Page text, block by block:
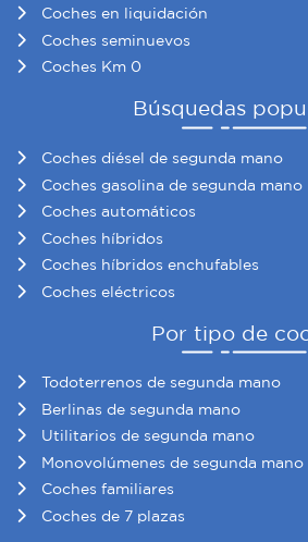
Coches en liquidación
Coches seminuevos
Coches Km 0
Búsquedas
Coches diésel de segunda mano
Coches gasolina de segunda mano
Coches automáticos
Coches híbridos
Coches híbridos enchufables
Coches eléctricos
Por tipo de
Todoterrenos de segunda mano
Berlinas de segunda mano
Utilitarios de segunda mano
Monovolúmenes de segunda mano
Coches familiares
Coches de 7 plazas